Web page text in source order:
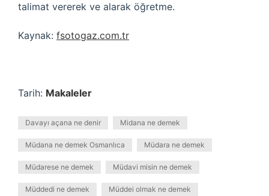
talimat vererek ve alarak öğretme.
Kaynak: fsotogaz.com.tr
Tarih: Makaleler
Davayı açana ne denir Midana ne demek
Müdana ne demek Osmanlıca Müdara ne demek
Müdarese ne demek Müdavi misin ne demek
Müddedi ne demek Müddei olmak ne demek